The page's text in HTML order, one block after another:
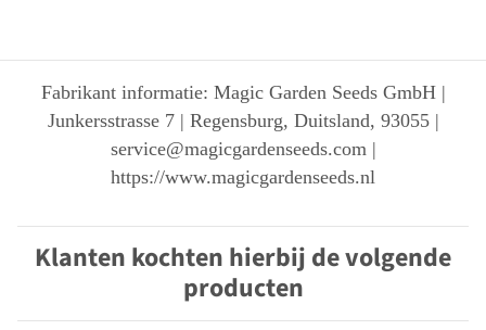
Fabrikant informatie: Magic Garden Seeds GmbH |
Junkersstrasse 7 | Regensburg, Duitsland, 93055 |
service@magicgardenseeds.com |
https://www.magicgardenseeds.nl
Klanten kochten hierbij de volgende
producten